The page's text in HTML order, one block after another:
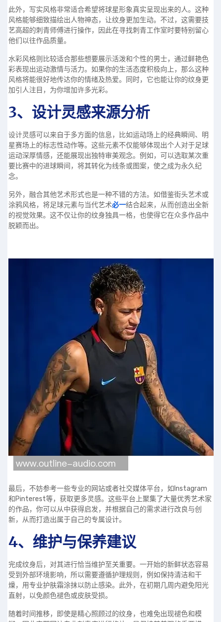
此外，写实风格非常适合希望将球星形象真实呈现出来的人。这种
风格能够细致描绘出人物神态，让纹身更加生动。不过，这需要技
艺高超的刺青师傅进行操作，因此在寻找刺青工作室时要特别留心
他们以往作品质量。
水彩风格则比较适合那些想要展示活泼和个性的男士，通过鲜艳色
彩表现出运动激情与活力。如果你的生活态度积极向上，那么这种
风格将能很好地传达你的情绪及热爱。同时，它也能让你的纹身更
加引人注目，为你增加许多光彩。
3、设计灵感来源分析
设计灵感可以来自于多方面的信息，比如运动场上的经典瞬间、明
星赛场上的标志性动作等。这些元素不仅能够体现出个人对于足球
运动深厚情感，还能展现出独特审美观念。例如，可以选取某次重
要比赛中的进球瞬间，将其转化为线条或图案，使之成为永久纪
念。
另外，融合其他艺术形式也是一种不错的方法。如借鉴街头艺术或
涂鸦风格，将足球元素与当代艺术必一结合起来，从而创造出全新
的视觉效果。这不仅让你的纹身独具一格，也使得它在众多作品中
脱颖而出。
最后，不妨参考一些专业的网站或者社交媒体平台，如Instagram
和Pinterest等，获取更多灵感。这些平台上聚集了大量优秀艺术家
的作品，你可以从中获得启发，并根据自己的需求进行改良与创
新，从而打造出属于自己的专属设计。
4、维护与保养建议
完成纹身后，对其进行恰当维护至关重要。一开始的新鲜状态容易
受到外部环境影响，所以需要遵循护理规则，例如保持清洁和干
燥，用专业护肤霜涂抹以防止感染。此外，在初期几周内避免阳光
直射，以免颜色褪色或皮肤受损。
随着时间推移，即使是精心照顾过的纹身，也难免出现褪色和模